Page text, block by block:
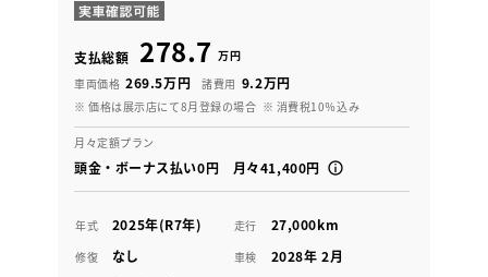
支払総額 278.7 万円
車両価格 269.5万円 諸費用 9.2万円
※ 価格は展示店にて8月登録の場合 ※ 消費税10％込み
月々定額プラン
頭金・ボーナス払い0円 月々41,400円
年式 2025年(R7年) 走行 27,000km
修復 なし 車検 2028年 2月